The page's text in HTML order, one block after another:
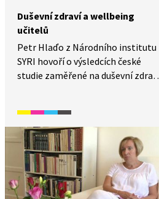
Duševní zdraví a wellbeing
učitelů
Petr Hlaďo z Národního institutu
SYRI hovoří o výsledcích české
studie zaměřené na duševní zdraví
Podle učitelů se například zhoršila
komunikace s rodiči, své povolání
považují za stresující. Studie byla
publikována v roce 2024.